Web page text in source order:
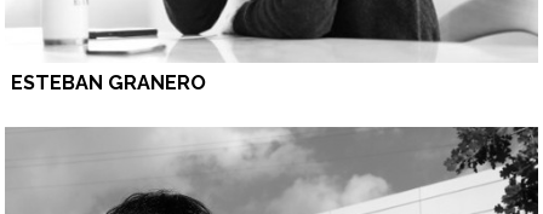
ESTEBAN GRANERO